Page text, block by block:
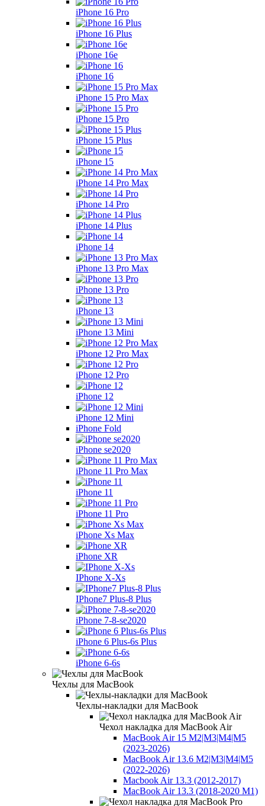
iPhone 16 Pro
iPhone 16 Plus
iPhone 16e
iPhone 16
iPhone 15 Pro Max
iPhone 15 Pro
iPhone 15 Plus
iPhone 15
iPhone 14 Pro Max
iPhone 14 Pro
iPhone 14 Plus
iPhone 14
iPhone 13 Pro Max
iPhone 13 Pro
iPhone 13
iPhone 13 Mini
iPhone 12 Pro Max
iPhone 12 Pro
iPhone 12
iPhone 12 Mini
iPhone Fold
iPhone se2020
iPhone 11 Pro Max
iPhone 11
iPhone 11 Pro
iPhone Xs Max
iPhone XR
IPhone X-Xs
IPhone7 Plus-8 Plus
iPhone 7-8-se2020
iPhone 6 Plus-6s Plus
iPhone 6-6s
Чехлы для MacBook
Чехлы-накладки для MacBook
Чехол накладка для MacBook Air
MacBook Air 15 M2|M3|M4|M5
(2023-2026)
MacBook Air 13.6 M2|M3|M4|M5
(2022-2026)
Macbook Air 13.3 (2012-2017)
MacBook Air 13.3 (2018-2020 M1)